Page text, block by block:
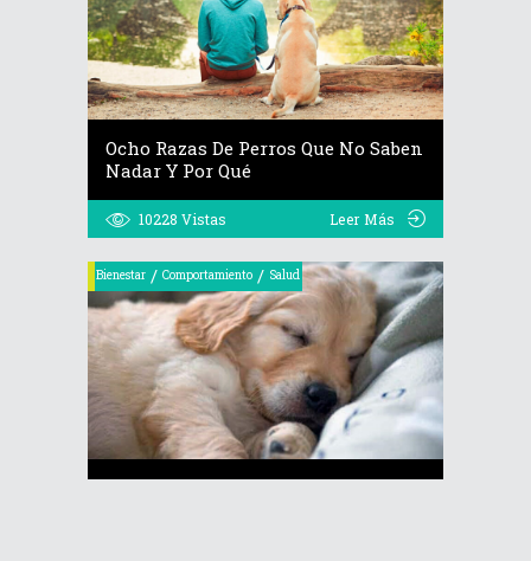
Ocho Razas De Perros Que No Saben
Nadar Y Por Qué
10228 Vistas Leer Más
Bienestar / Comportamiento / Salud
Todo Lo Que Debes Saber Sobre Los